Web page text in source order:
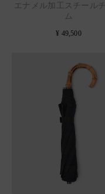
エナメル加工スチール
ム
¥ 49,500